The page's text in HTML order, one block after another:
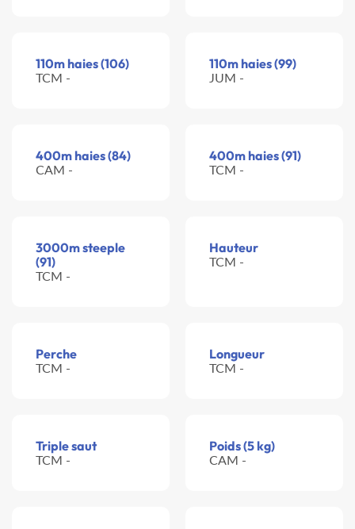
110m haies (106)
TCM -
110m haies (99)
JUM -
400m haies (84)
CAM -
400m haies (91)
TCM -
3000m steeple
(91)
TCM -
Hauteur
TCM -
Perche
TCM -
Longueur
TCM -
Triple saut
TCM -
Poids (5 kg)
CAM -